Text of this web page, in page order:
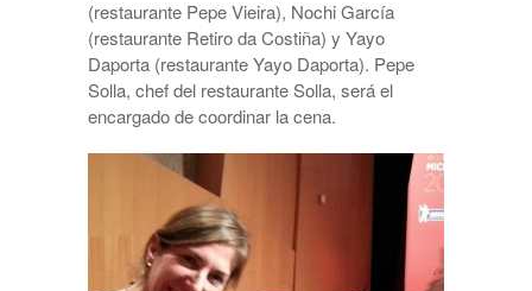
(restaurante Pepe Vieira), Nochi García
(restaurante Retiro da Costiña) y Yayo
Daporta (restaurante Yayo Daporta). Pepe
Solla, chef del restaurante Solla, será el
encargado de coordinar la cena.